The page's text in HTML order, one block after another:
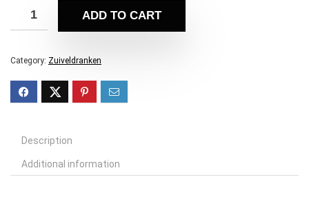
ADD TO CART
Category: Zuiveldranken
Description
Additional information